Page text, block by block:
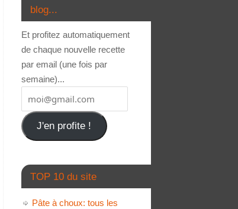
blog...
Et profitez automatiquement
de chaque nouvelle recette
par email (une fois par
semaine)...
J'en profite !
TOP 10 du site
Pâte à choux: tous les